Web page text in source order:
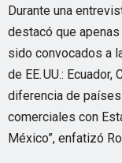
Durante una
destacó que
sido convocados a
de EE. UU.:
diferencia de
comerciales con
México”, enfatizó